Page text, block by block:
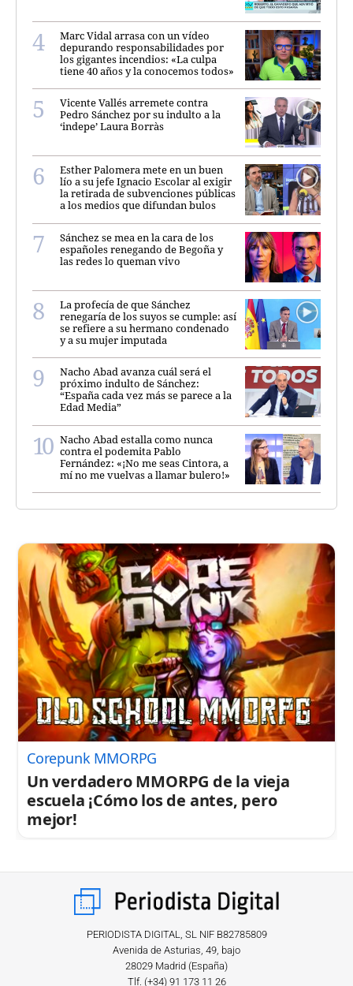
Marc Vidal arrasa con un vídeo
depurando responsabilidades por
los gigantes incendios: «La culpa
tiene 40 años y la conocemos todos»
Vicente Vallés arremete contra
Pedro Sánchez por su indulto a la
‘indepe’ Laura Borràs
Esther Palomera mete en un buen
lío a su jefe Ignacio Escolar al exigir
la retirada de subvenciones públicas
a los medios que difundan bulos
Sánchez se mea en la cara de los
españoles renegando de Begoña y
las redes lo queman vivo
La profecía de que Sánchez
renegaría de los suyos se cumple: así
se refiere a su hermano condenado
y a su mujer imputada
Nacho Abad avanza cuál será el
próximo indulto de Sánchez:
“España cada vez más se parece a la
Edad Media”
Nacho Abad estalla como nunca
contra el podemita Pablo
Fernández: «¡No me seas Cintora, a
mí no me vuelvas a llamar bulero!»
Corepunk MMORPG
Un verdadero MMORPG de la vieja
escuela ¡Cómo los de antes, pero
mejor!
PERIODISTA DIGITAL, SL NIF B82785809
Avenida de Asturias, 49, bajo
28029 Madrid (España)
Tlf. (+34) ‎91 173 11 26